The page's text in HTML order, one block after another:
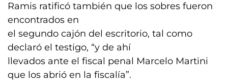
Ramis ratificó también que los sobres fueron
encontrados en
el segundo cajón del escritorio, tal como
declaró el testigo, “y de ahí
llevados ante el fiscal penal Marcelo Martini
que los abrió en la fiscalía”.